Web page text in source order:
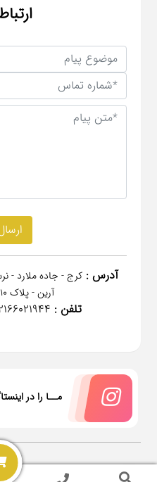
آدرس : کرج - جاده ملارد -
آرین - پلاک 10 - طبقه همکف
تلفن : - 02632302759
مــا را در